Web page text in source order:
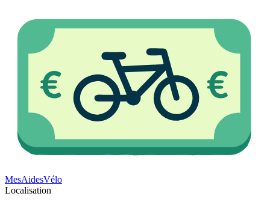
MesAidesVélo
Localisation